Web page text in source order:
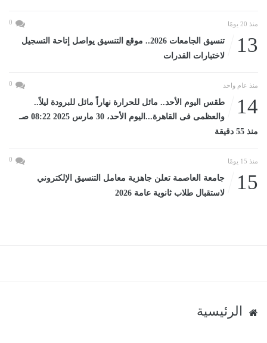
منذ 20 يومًا 0
13
تنسيق الجامعات 2026.. موقع التنسيق يواصل إتاحة التسجيل
لاختبارات القدرات
منذ عام واحد 0
14
طقس اليوم الأحد.. مائل للحرارة نهاراً مائل للبرودة ليلاً..
والعظمى فى القاهرة...اليوم الأحد، 30 مارس 2025 08:22 صـ
منذ 55 دقيقة
منذ 15 يومًا 0
15
جامعة العاصمة تعلن جاهزية معامل التنسيق الإلكتروني
لاستقبال طلاب ثانوية عامة 2026
الرئيسية